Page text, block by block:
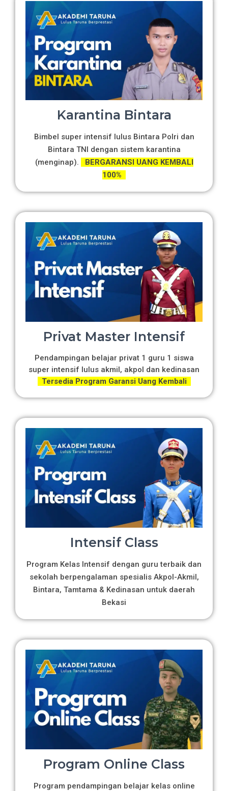
Karantina Bintara
Bimbel super intensif lulus Bintara Polri dan
Bintara TNI dengan sistem karantina
(menginap).
BERGARANSI UANG KEMBALI
100%
Privat Master Intensif
Pendampingan belajar privat 1 guru 1 siswa
super intensif lulus akmil, akpol dan kedinasan
Tersedia Program Garansi Uang Kembali
Intensif Class
Program Kelas Intensif dengan guru terbaik dan
sekolah berpengalaman spesialis Akpol-Akmil,
Bintara, Tamtama & Kedinasan untuk daerah
Bekasi
Program Online Class
Program pendampingan belajar kelas online